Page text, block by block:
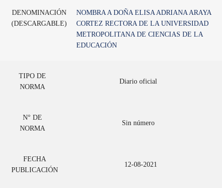
DENOMINACIÓN
(DESCARGABLE)
NOMBRA A DOÑA ELISA ADRIANA ARAYA
CORTEZ RECTORA DE LA UNIVERSIDAD
METROPOLITANA DE CIENCIAS DE LA
EDUCACIÓN
TIPO DE
NORMA
Diario oficial
N° DE
NORMA
Sin número
FECHA
PUBLICACIÓN
12-08-2021